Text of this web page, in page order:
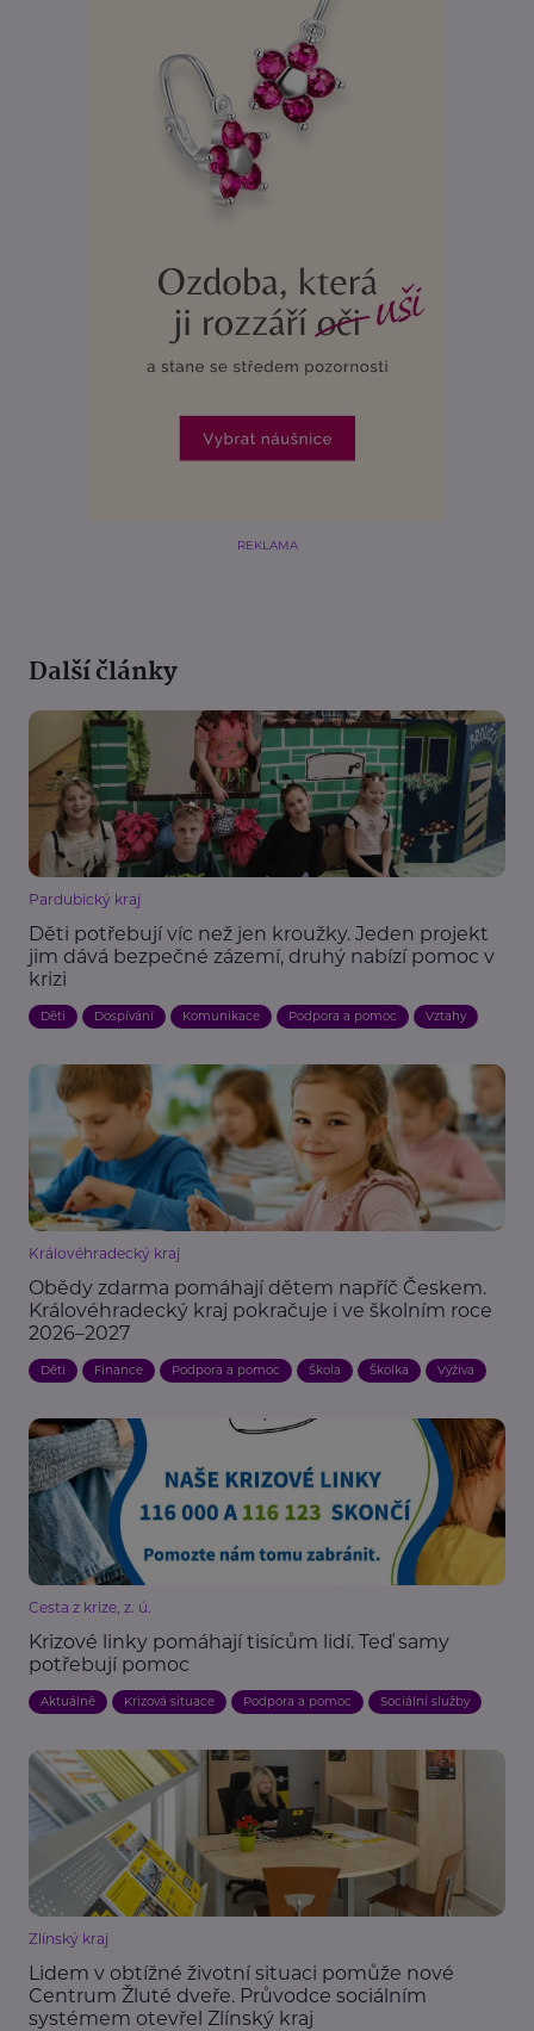
REKLAMA
Další články
Pardubický kraj
Děti potřebují víc než jen kroužky. Jeden projekt
jim dává bezpečné zázemí, druhý nabízí pomoc v
krizi
Děti Dospívání Komunikace Podpora a pomoc Vztahy
Královéhradecký kraj
Obědy zdarma pomáhají dětem napříč Českem.
Královéhradecký kraj pokračuje i ve školním roce
2026–2027
Děti Finance Podpora a pomoc Škola Školka Výživa
Cesta z krize, z. ú.
Krizové linky pomáhají tisícům lidí. Teď samy
potřebují pomoc
Aktuálně Krizová situace Podpora a pomoc Sociální služby
Zlínský kraj
Lidem v obtížné životní situaci pomůže nové
Centrum Žluté dveře. Průvodce sociálním
systémem otevřel Zlínský kraj